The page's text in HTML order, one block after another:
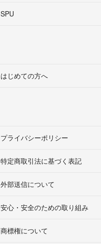
SPU
はじめての方へ
プライバシーポリシー
特定商取引法に基づく表記
外部送信について
安心・安全のための取り組み
商標権について